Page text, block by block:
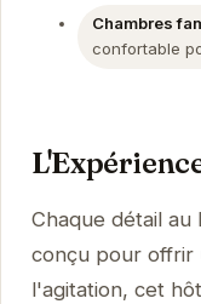
Chambres
confortable
Chaque détail au
conçu pour offrir
l'agitation, cet